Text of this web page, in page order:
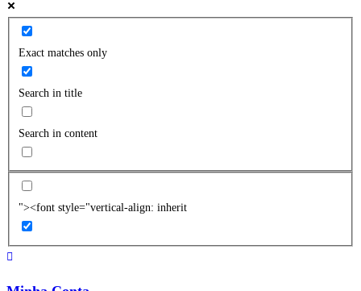
Exact matches only
Search in title
Search in content
"><font style="vertical-align: inherit